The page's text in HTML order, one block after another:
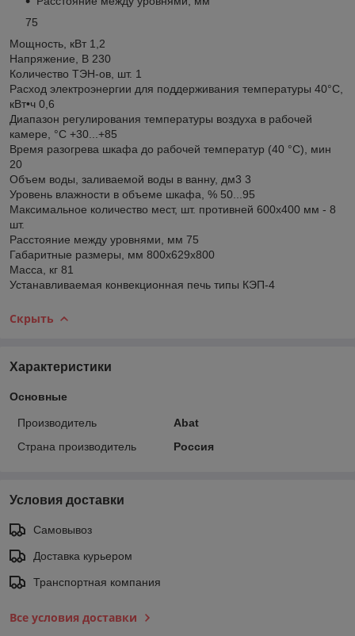
75
Мощность, кВт 1,2
Напряжение, В 230
Количество ТЭН-ов, шт. 1
Расход электроэнергии для поддерживания температуры 40°С,
кВт•ч 0,6
Диапазон регулирования температуры воздуха в рабочей
камере, °С +30...+85
Время разогрева шкафа до рабочей температур (40 °С), мин
20
Объем воды, заливаемой воды в ванну, дм3 3
Уровень влажности в объеме шкафа, % 50...95
Максимальное количество мест, шт. противней 600х400 мм - 8
шт.
Расстояние между уровнями, мм 75
Габаритные размеры, мм 800x629x800
Масса, кг 81
Устанавливаемая конвекционная печь типы КЭП-4
Скрыть
Характеристики
Основные
Производитель
Abat
Страна производитель
Россия
Условия доставки
Самовывоз
Доставка курьером
Транспортная компания
Все условия доставки